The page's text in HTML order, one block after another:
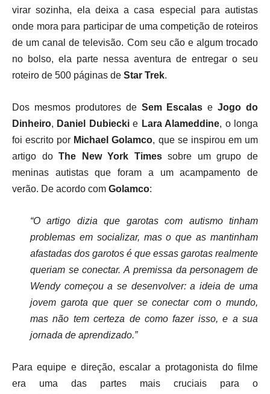
virar sozinha, ela deixa a casa especial para autistas
onde mora para participar de uma competição de roteiros
de um canal de televisão. Com seu cão e algum trocado
no bolso, ela parte nessa aventura de entregar o seu
roteiro de 500 páginas de Star Trek.
Dos mesmos produtores de Sem Escalas eJogo do
Dinheiro, Daniel Dubieckie Lara Alameddine, o longa
foi escrito por Michael Golamco, que se inspirou em um
artigo doThe New York Timessobre um grupo de
meninas autistas que foram a um acampamento de
verão. De acordo com Golamco:
“O artigo dizia que garotas com autismo tinham
problemas em socializar, mas o que as mantinham
afastadas dos garotos é que essas garotas realmente
queriam se conectar. A premissa da personagem de
Wendy começou a se desenvolver: a ideia de uma
jovem garota que quer se conectar com o mundo,
mas não tem certeza de como fazer isso, e a sua
jornada de aprendizado.”
Para equipe e direção, escalar a protagonista do filme
era uma das partes mais cruciais para o